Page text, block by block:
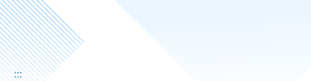
:::